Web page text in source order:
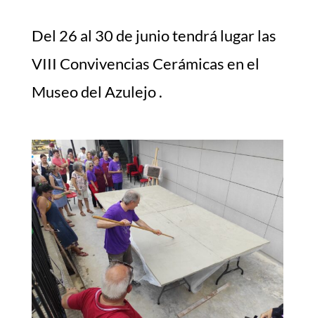
Del 26 al 30 de junio tendrá lugar las
VIII Convivencias Cerámicas en el
Museo del Azulejo .